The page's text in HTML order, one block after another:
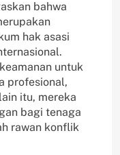
bahwa
hak asasi
untuk
profesional,
itu, mereka
bagi tenaga
rawan konflik